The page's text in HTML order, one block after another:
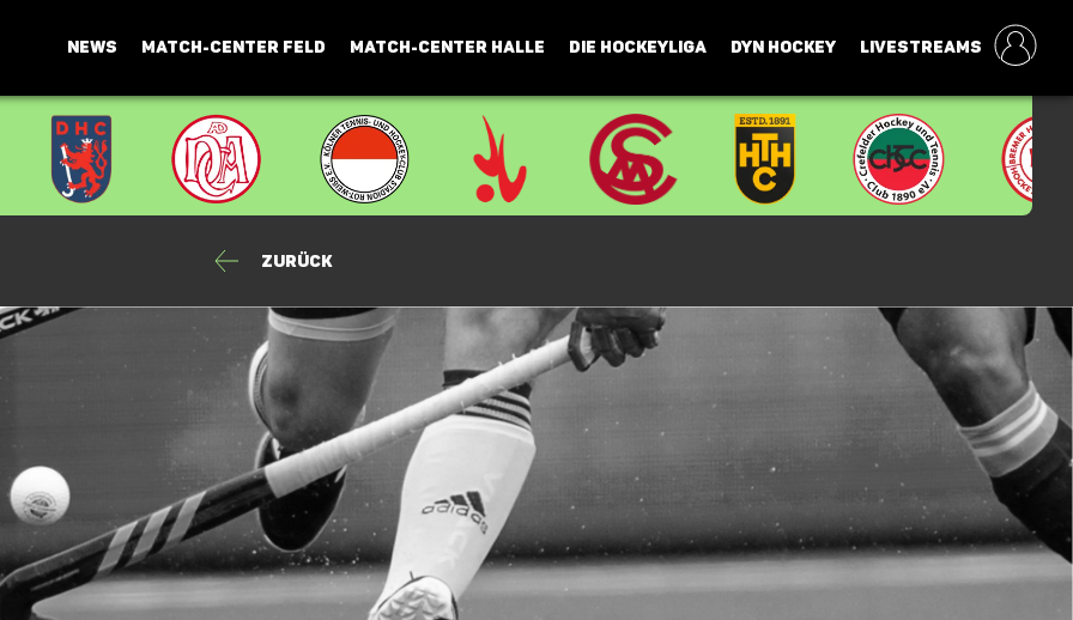
NEWS MATCH-CENTER FELD MATCH-CENTER HALLE DIE HOCKEYLIGA DYN HOCKEY LIVESTREAMS
Zurück